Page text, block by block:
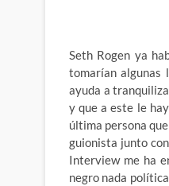
Seth Rogen ya
tomarían algunas
ayuda a
y que a este le
última persona
guionista junto
Interview me ha
negro nada